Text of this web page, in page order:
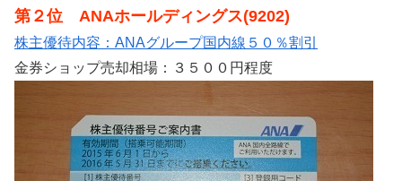
第２位 ANAホールディングス(9202)
株主優待内容：ANAグループ国内線５０％割引
金券ショップ売却相場：３５００円程度